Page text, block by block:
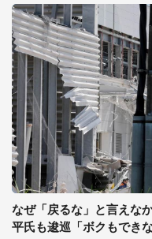
なぜ「戻るな」と言えな
平氏も逡巡「ボクもでき